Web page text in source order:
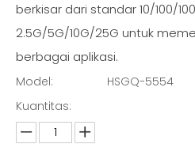
berkisar dari standar 10/100/
2.5G/5G/10G/25G untuk
berbagai aplikasi.
Model:
HSGQ-5554
Kuantitas: